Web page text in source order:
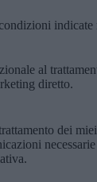
indicate
al
diretto.
dei